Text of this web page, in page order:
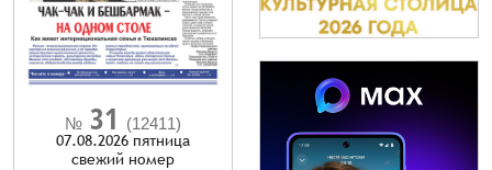
№ 31 (12411)
07.08.2026 пятница
cвежий номер